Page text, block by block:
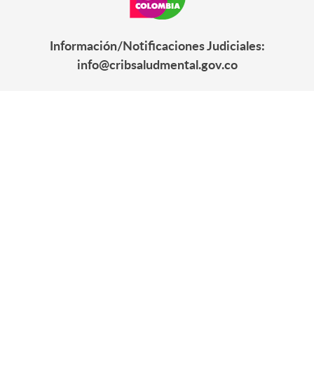
Información/Notificaciones Judiciales:
info@cribsaludmental.gov.co